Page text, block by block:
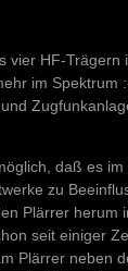
vier HF-Trägern
im Spektrum
daß es im
zu
Plärrer herum
seit einiger
Plärrer neben